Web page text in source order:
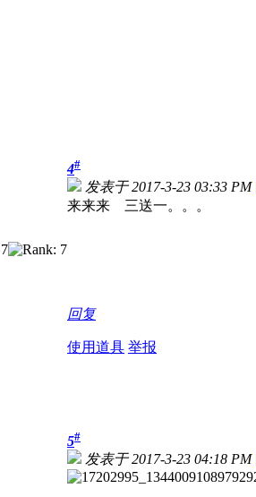
4#
发表于 2017-3-23 03:33 PM
来来来 三送一。。。
回复
使用道具 举报
5#
发表于 2017-3-23 04:18 PM